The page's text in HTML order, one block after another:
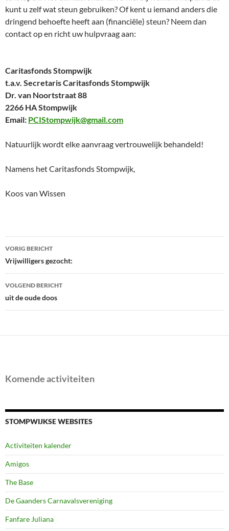
kunt u zelf wat steun gebruiken? Of kent u iemand anders die
dringend behoefte heeft aan (financiële) steun? Neem dan
contact op en richt uw hulpvraag aan:
Caritasfonds Stompwijk
t.a.v. Secretaris Caritasfonds Stompwijk
Dr. van Noortstraat 88
2266 HA Stompwijk
Email: PCIStompwijk@gmail.com
Natuurlijk wordt elke aanvraag vertrouwelijk behandeld!
Namens het Caritasfonds Stompwijk,
Koos van Wissen
Bericht
navigatie
VORIG BERICHT
Vrijwilligers gezocht:
VOLGEND BERICHT
uit de oude doos
Komende activiteiten
STOMPWIJKSE WEBSITES
Activiteiten kalender
Amigos
The Base
De Gaanders Carnavalsvereniging
Fanfare Juliana